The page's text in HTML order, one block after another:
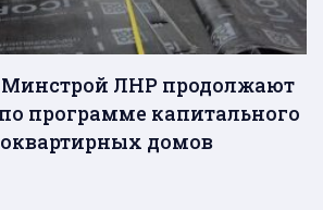
ЛНР продолжают
программе капитального
домов